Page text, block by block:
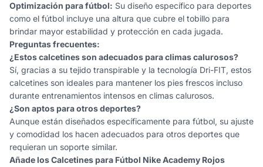
Optimización para fútbol: Su diseño específico para deportes
como el fútbol incluye una altura que cubre el tobillo para
brindar mayor estabilidad y protección en cada jugada.
Preguntas frecuentes:
¿Estos calcetines son adecuados para climas calurosos?
Sí, gracias a su tejido transpirable y la tecnología Dri-FIT, estos
calcetines son ideales para mantener los pies frescos incluso
durante entrenamientos intensos en climas calurosos.
¿Son aptos para otros deportes?
Aunque están diseñados específicamente para fútbol, su ajuste
y comodidad los hacen adecuados para otros deportes que
requieran un soporte similar.
Añade los Calcetines para Fútbol Nike Academy Rojos